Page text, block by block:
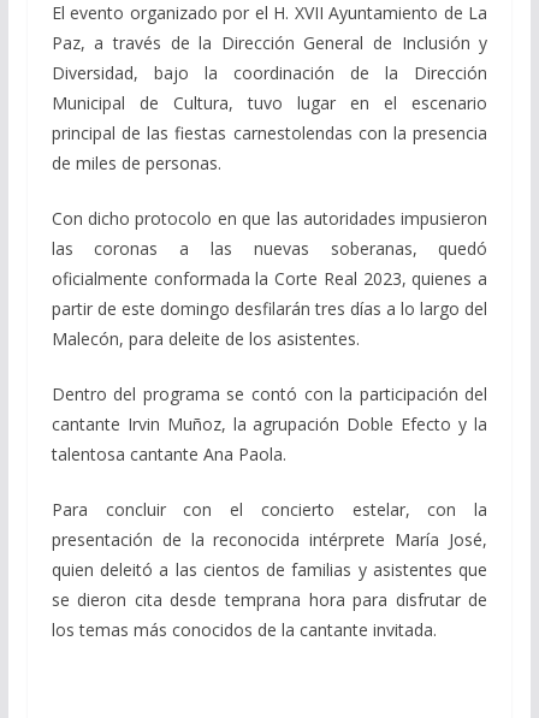
El evento organizado por el H. XVII Ayuntamiento de La
Paz, a través de la Dirección General de Inclusión y
Diversidad, bajo la coordinación de la Dirección
Municipal de Cultura, tuvo lugar en el escenario
principal de las fiestas carnestolendas con la presencia
de miles de personas.
Con dicho protocolo en que las autoridades impusieron
las coronas a las nuevas soberanas, quedó
oficialmente conformada la Corte Real 2023, quienes a
partir de este domingo desfilarán tres días a lo largo del
Malecón, para deleite de los asistentes.
Dentro del programa se contó con la participación del
cantante Irvin Muñoz, la agrupación Doble Efecto y la
talentosa cantante Ana Paola.
Para concluir con el concierto estelar, con la
presentación de la reconocida intérprete María José,
quien deleitó a las cientos de familias y asistentes que
se dieron cita desde temprana hora para disfrutar de
los temas más conocidos de la cantante invitada.